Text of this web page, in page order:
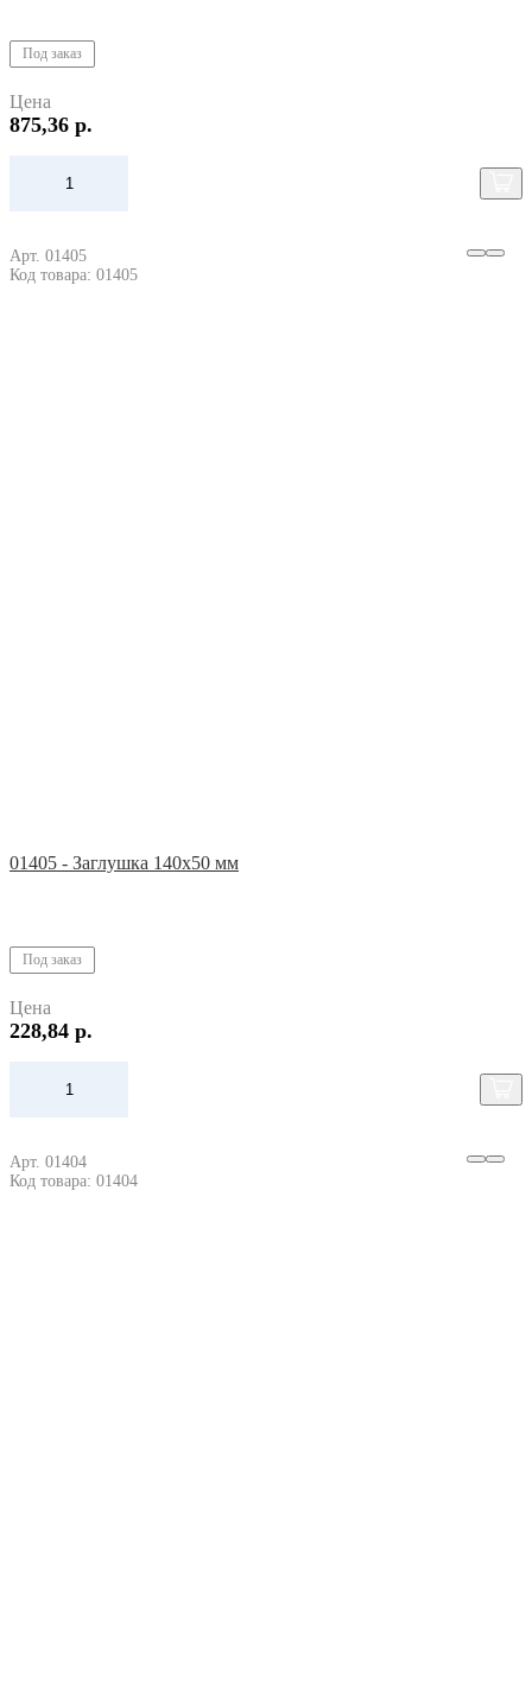
Под заказ
Цена
875,36 р.
Арт. 01405
Код товара: 01405
01405 - Заглушка 140х50 мм
Под заказ
Цена
228,84 р.
Арт. 01404
Код товара: 01404